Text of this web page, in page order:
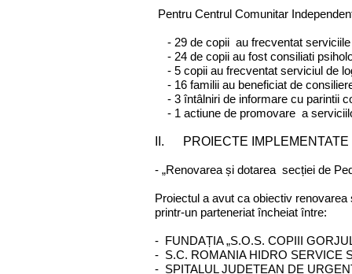
Pentru Centrul Comunitar
- 29 de copii au frecventat serviciile
- 24 de copii au fost consiliati
- 5 copii au frecventat serviciul de
- 16 familii au beneficiat de
- 3 întâlniri de informare cu parintii
- 1 actiune de promovare a
II. PROIECTE IMPLEMENTATE
- „Renovarea și dotarea secției de
Proiectul a avut ca obiectiv
printr-un parteneriat încheiat între:
- FUNDAȚIA „S.O.S. COPIII
- S.C. ROMANIA HIDRO SERVICE
- SPITALUL JUDEȚEAN DE